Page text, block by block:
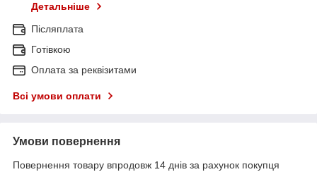
Детальніше
Післяплата
Готівкою
Оплата за реквізитами
Всі умови оплати
Умови повернення
Повернення товару впродовж 14 днів за рахунок покупця